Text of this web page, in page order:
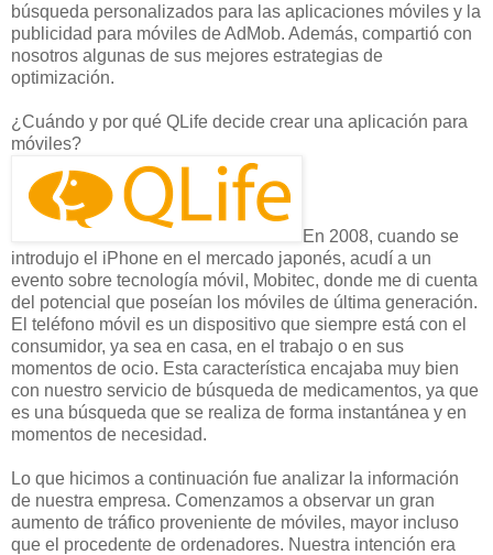
búsqueda personalizados para las aplicaciones móviles y la
publicidad para móviles de AdMob. Además, compartió con
nosotros algunas de sus mejores estrategias de
optimización.
¿Cuándo y por qué QLife decide crear una aplicación para
móviles?
En 2008, cuando se
introdujo el iPhone en el mercado japonés, acudí a un
evento sobre tecnología móvil, Mobitec, donde me di cuenta
del potencial que poseían los móviles de última generación.
El teléfono móvil es un dispositivo que siempre está con el
consumidor, ya sea en casa, en el trabajo o en sus
momentos de ocio. Esta característica encajaba muy bien
con nuestro servicio de búsqueda de medicamentos, ya que
es una búsqueda que se realiza de forma instantánea y en
momentos de necesidad.
Lo que hicimos a continuación fue analizar la información
de nuestra empresa. Comenzamos a observar un gran
aumento de tráfico proveniente de móviles, mayor incluso
que el procedente de ordenadores. Nuestra intención era